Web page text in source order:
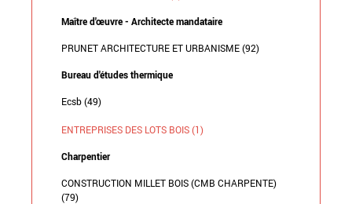
Maître d'œuvre - Architecte mandataire
PRUNET ARCHITECTURE ET URBANISME (92)
Bureau d'études thermique
Ecsb (49)
ENTREPRISES DES LOTS BOIS (1)
Charpentier
CONSTRUCTION MILLET BOIS (CMB CHARPENTE)
(79)